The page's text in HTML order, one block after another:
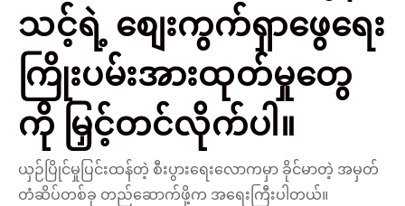
သင့်ရဲ့ စျေးကွက်ရှာဖွေရေး
ကြိုးပမ်းအားထုတ်မှုတွေ
ကို မြှင့်တင်လိုက်ပါ။
ယှဉ်ပြိုင်မှုပြင်းထန်တဲ့ စီးပွားရေးလောကမှာ ခိုင်မာတဲ့ အမှတ်
တံဆိပ်တစ်ခု တည်ဆောက်ဖို့က အရေးကြီးပါတယ်။